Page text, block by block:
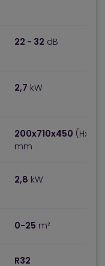
22 - 32 dB
2,7 kW
200x710x450
mm
2,8 kW
0-25 m²
R32